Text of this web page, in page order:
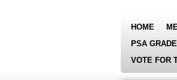
HOME
PSA
VOTE FOR